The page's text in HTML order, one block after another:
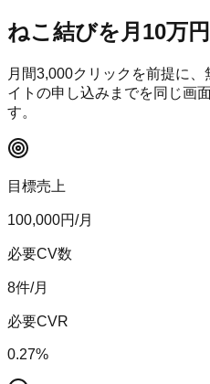
ねこ結びを月10万
月間3,000クリックを前提に
イトの申し込みまでを同じ画
す。
目標売上
100,000円/月
必要CV数
8件/月
必要CVR
0.27%